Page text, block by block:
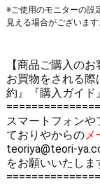
※ご使用のモニターの設
見える場合がございます
【商品ご購入のお
お買物をされる際
約』
『購入ガイド』
スマートフォン
ておりやからのメ
teoriya@teori-
をお願いいたしま